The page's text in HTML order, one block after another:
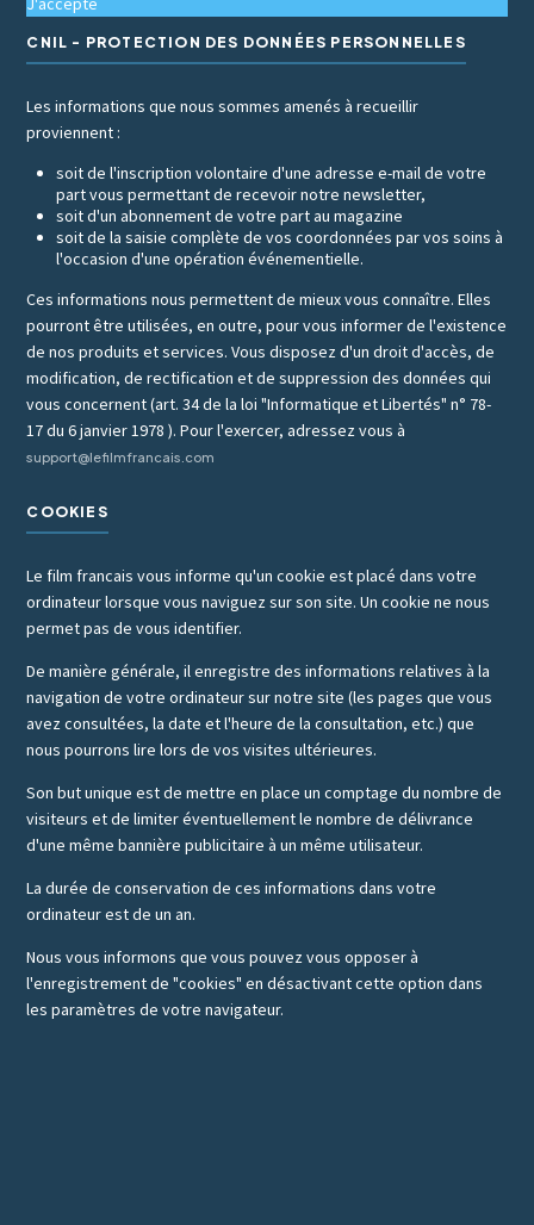
CNIL - PROTECTION DES DONNÉES PERSONNELLES
Les informations que nous sommes amenés à recueillir
proviennent :
soit de l'inscription volontaire d'une adresse e-mail de votre
part vous permettant de recevoir notre newsletter,
soit d'un abonnement de votre part au magazine
soit de la saisie complète de vos coordonnées par vos soins à
l'occasion d'une opération événementielle.
Ces informations nous permettent de mieux vous connaître. Elles
pourront être utilisées, en outre, pour vous informer de l'existence
de nos produits et services. Vous disposez d'un droit d'accès, de
modification, de rectification et de suppression des données qui
vous concernent (art. 34 de la loi "Informatique et Libertés" n° 78-
17 du 6 janvier 1978 ). Pour l'exercer, adressez vous à
support@lefilmfrancais.com
COOKIES
Le film francais vous informe qu'un cookie est placé dans votre
ordinateur lorsque vous naviguez sur son site. Un cookie ne nous
permet pas de vous identifier.
De manière générale, il enregistre des informations relatives à la
navigation de votre ordinateur sur notre site (les pages que vous
avez consultées, la date et l'heure de la consultation, etc.) que
nous pourrons lire lors de vos visites ultérieures.
Son but unique est de mettre en place un comptage du nombre de
visiteurs et de limiter éventuellement le nombre de délivrance
d'une même bannière publicitaire à un même utilisateur.
La durée de conservation de ces informations dans votre
ordinateur est de un an.
Nous vous informons que vous pouvez vous opposer à
l'enregistrement de "cookies" en désactivant cette option dans
les paramètres de votre navigateur.